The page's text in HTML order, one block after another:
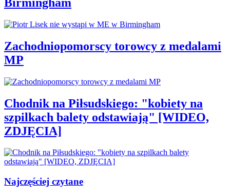
Zachodniopomorscy torowcy z medalami
MP
Chodnik na Piłsudskiego: "kobiety na
szpilkach balety odstawiają" [WIDEO,
ZDJĘCIA]
Najczęściej czytane